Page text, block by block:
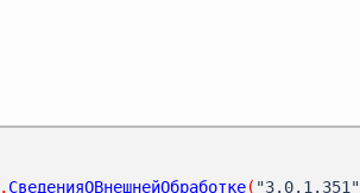
. СведенияОВнешнейОбработке( "3.0.1.351"